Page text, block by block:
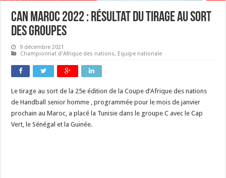
CAN Maroc 2022 : résultat du tirage au sort
des groupes
9 décembre 2021
Championnat d'Afrique des nations, Equipe nationale
Le tirage au sort de la 25e édition de la Coupe d’Afrique des nations
de Handball senior homme , programmée pour le mois de janvier
prochain au Maroc, a placé la Tunisie dans le groupe C avec le Cap
Vert, le Sénégal et la Guinée.